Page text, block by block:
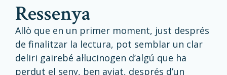
ressenya
Allò que en un primer moment, just després
de finalitzar la lectura, pot semblar un clar
deliri gairebé al·lucinogen d’algú que ha
perdut el seny, ben aviat, després d’un